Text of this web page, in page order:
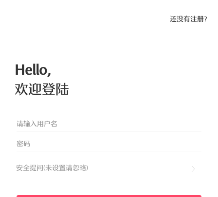
还没有注册？
Hello,
欢迎登陆
安全提问(未设置请忽略)